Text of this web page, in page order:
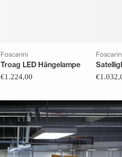
Foscarini
Troag LED Hängelampe
€1.224,00